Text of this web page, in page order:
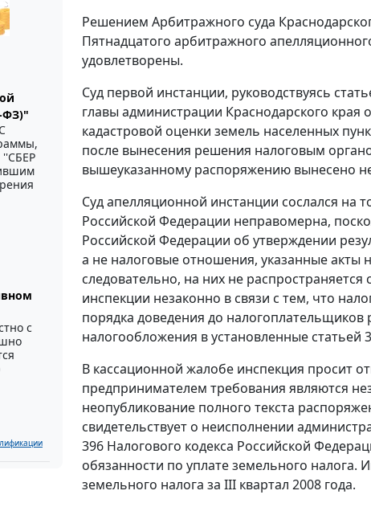
ФЗ)"
''СБЕР
с
Решением Арбитражного суда
Пятнадцатого арбитражного
удовлетворены.
Суд первой инстанции, руководствуясь
главы администрации Краснодарского края
кадастровой оценки земель населенных
после вынесения решения налоговым
вышеуказанному распоряжению вынесено
Суд апелляционной инстанции сослался на
Российской Федерации неправомерна,
Российской Федерации об утверждении
а не налоговые отношения, указанные акты
следовательно, на них не
инспекции незаконно в связи с тем, что
порядка доведения до налогоплательщиков
налогообложения в установленные статьей
В кассационной жалобе инспекция просит
предпринимателем требования являются
неопубликование полного текста
свидетельствует о неисполнении
396 Налогового кодекса Российской
обязанности по уплате земельного налога.
земельного налога за III квартал 2008 года.